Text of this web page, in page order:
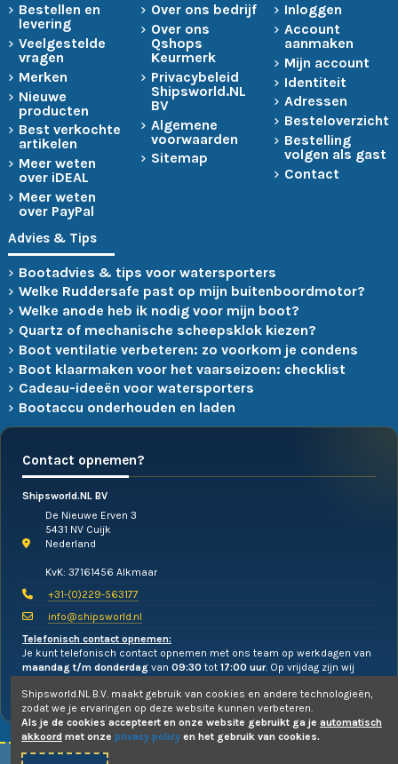
Bestellen en
levering
Veelgestelde
vragen
Merken
Nieuwe
producten
Best verkochte
artikelen
Meer weten
over iDEAL
Meer weten
over PayPal
Over ons bedrijf
Over ons
Qshops
Keurmerk
Privacybeleid
Shipsworld.NL
BV
Algemene
voorwaarden
Sitemap
Inloggen
Account
aanmaken
Mijn account
Identiteit
Adressen
Besteloverzicht
Bestelling
volgen als gast
Contact
Advies & Tips
Bootadvies & tips voor watersporters
Welke Ruddersafe past op mijn buitenboordmotor?
Welke anode heb ik nodig voor mijn boot?
Quartz of mechanische scheepsklok kiezen?
Boot ventilatie verbeteren: zo voorkom je condens
Boot klaarmaken voor het vaarseizoen: checklist
Cadeau-ideeën voor watersporters
Bootaccu onderhouden en laden
Contact opnemen?
Shipsworld.NL BV
De Nieuwe Erven 3
5431 NV Cuijk
Nederland
KvK: 37161456 Alkmaar
+31-(0)229-563177
info@shipsworld.nl
Telefonisch contact opnemen:
Je kunt telefonisch contact opnemen met ons team op werkdagen van
maandag t/m donderdag van 09:30 tot 17:00 uur. Op vrijdag zijn wij
Shipsworld.NL B.V. maakt gebruik van cookies en andere technologieën,
zodat we je ervaringen op deze website kunnen verbeteren.
Als je de cookies accepteert en onze website gebruikt ga je automatisch
akkoord met onze privacy policy en het gebruik van cookies.